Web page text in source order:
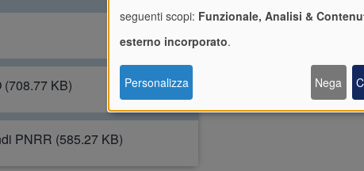
(708.77 KB)
PNRR (585.27 KB)
seguenti scopi: Funzionale, Analisi &
esterno incorporato.
Personalizza Nega